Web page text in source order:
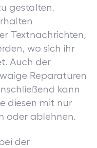
gestalten.
Textnachrichten,
wo sich ihr
Auch der
Reparaturen
kann
diesen mit nur
oder ablehnen.
der